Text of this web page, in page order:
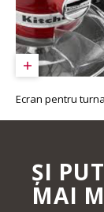
Ecran pentru
ȘI
MAI